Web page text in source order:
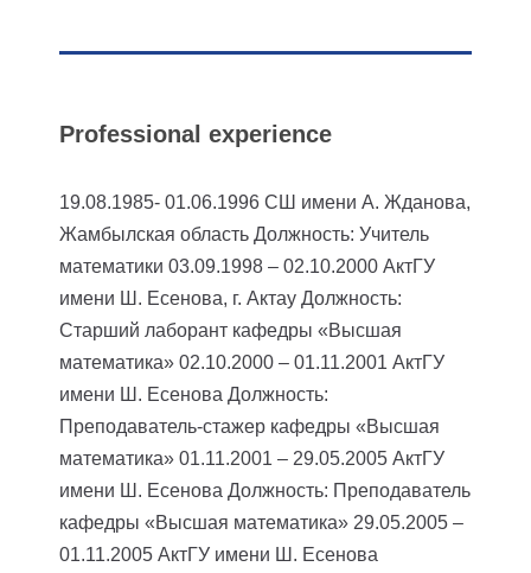
Professional experience
19.08.1985- 01.06.1996 СШ имени А. Жданова,
Жамбылская область Должность: Учитель
математики 03.09.1998 – 02.10.2000 АктГУ
имени Ш. Есенова, г. Актау Должность:
Старший лаборант кафедры «Высшая
математика» 02.10.2000 – 01.11.2001 АктГУ
имени Ш. Есенова Должность:
Преподаватель-стажер кафедры «Высшая
математика» 01.11.2001 – 29.05.2005 АктГУ
имени Ш. Есенова Должность: Преподаватель
кафедры «Высшая математика» 29.05.2005 –
01.11.2005 АктГУ имени Ш. Есенова